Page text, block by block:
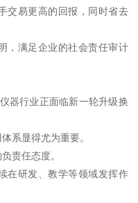
交易更高的回报，同时省去
，满足企业的社会责任审计
器行业正面临新一轮升级换
系显得尤为重要。
责任态度。
在研发、教学等领域发挥作